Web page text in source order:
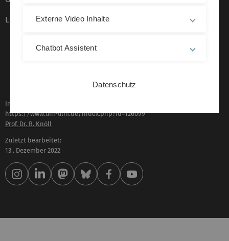
Leichte Sprache
Inhaltlich verantwortlich für diese Seite:
https://www.uni-ulm.de/index.php?id=126099
Prof. Dr. B. Knöll
Zuletzt bearbeitet:
13 . Dezember 2022
Externe Video Inhalte
Chatbot Assistent
Datenschutz